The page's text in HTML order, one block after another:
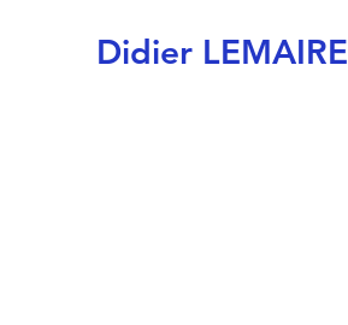
Didier LEMAIRE